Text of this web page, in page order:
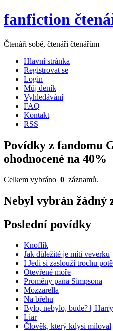
fanfiction
Čtenáři sobě, čtenáři čtenářům
Hlavní stránka
Registrovat se
Login
Můj deník
Vyhledávání
FAQ
Kontakt
RSS
Povídky z fandomu
ohodnocené na 40%
Celkem vybráno 0 záznamů.
Nebyl vybrán žádný
Poslední povídky
Knoflík
Jak důležité je míti veverku
I Jedi si zaslouží trochu
Otevřené moře
Proměny pana Simpsona
Mozzarella
Na břehu
Bylo, nebylo, bude? ||
Liar
Člověk, který kdysi miloval